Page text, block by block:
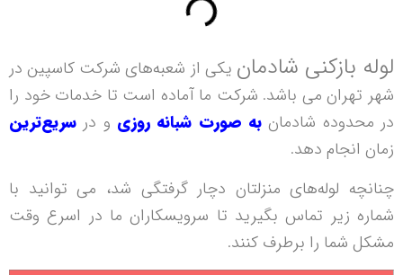
لوله بازکنی شادمان یکی از شعبه‌های شرکت کاسپین در
شهر تهران می باشد. شرکت ما آماده است تا خدمات خود را
در محدوده شادمان به صورت شبانه روزی و در سریع‌ترین
زمان انجام دهد.
چنانچه لوله‌های منزلتان دچار گرفتگی شد، می توانید با
شماره زیر تماس بگیرید تا سرویسکاران ما در اسرع وقت
مشکل شما را برطرف کنند.